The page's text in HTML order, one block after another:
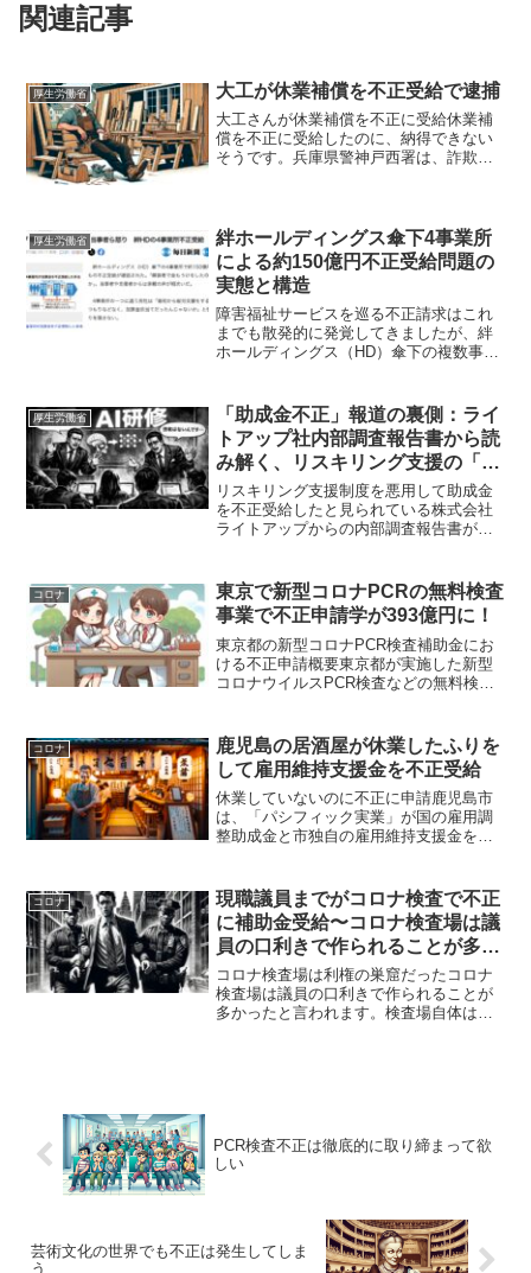
関連記事
厚生労働省 大工が休業補償を不正受給で逮捕
大工さんが休業補償を不正に受給休業補
償を不正に受給したのに、納得できない
そうです。兵庫県警神戸西署は、詐欺の
険の休業補償給付金と休業...
厚生労働省
絆ホールディングス傘下4事業所
による約150億円不正受給問題の
実態と構造
障害福祉サービスを巡る不正請求はこれ
までも散発的に発覚してきましたが、絆
ホールディングス（HD）傘下の複数事業
く超えるものでした。報道ベースでは約
150億円規模とされる...
厚生労働省
「助成金不正」報道の裏側：ライ
トアップ社内部調査報告書から読
み解く、リスキリング支援の「意
外な真実」
リスキリング支援制度を悪用して助成金
を不正受給したと見られている株式会社
ライトアップからの内部調査報告書が発
の内容であり、客観的な立場で記載され
たものではありませんが、...
コロナ
東京で新型コロナPCRの無料検査
事業で不正申請学が393億円に！
東京都の新型コロナPCR検査補助金にお
ける不正申請概要東京都が実施した新型
コロナウイルスPCR検査などの無料検査
発覚し、不正申請額は393億円、交付額は
102億円...
コロナ
鹿児島の居酒屋が休業したふりを
して雇用維持支援金を不正受給
休業していないのに不正に申請鹿児島市
は、「パシフィック実業」が国の雇用調
整助成金と市独自の雇用維持支援金を不
は休業していない労働者について、休業
していたと虚偽の申請をし...
コロナ
現職議員までがコロナ検査で不正
に補助金受給〜コロナ検査場は議
員の口利きで作られることが多か
った
コロナ検査場は利権の巣窟だったコロナ
検査場は議員の口利きで作られることが
多かったと言われます。検査場自体はか
PCR検査不正は徹底的に取り締まって欲
しい
芸術文化の世界でも不正は発生してしま
う